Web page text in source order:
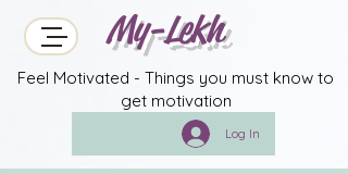
My-Lekh
Feel Motivated - Things you must know to
get motivation
Log In